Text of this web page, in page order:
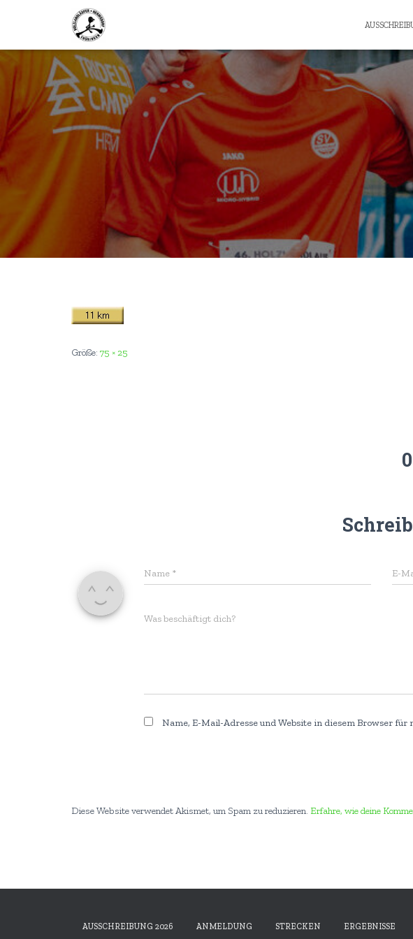
Größe: 75 × 25
Name * E-
Was beschäftigt dich?
Name, E-Mail-Adresse und Website in diesem Browser
Diese Website verwendet Akismet, um Spam zu reduzieren. Erfahre, wie deine
AUSSCHREIBUNG 2026 ANMELDUNG STRECKEN ERGEBNISSE